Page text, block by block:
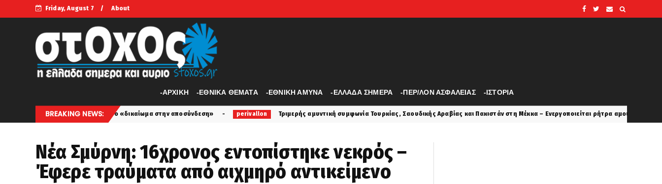
Friday, August 7 About
-APXIKH -ΕΘΝΙΚΑ ΘΕΜΑΤΑ -ΕΘΝΙΚΗ ΑΜΥΝΑ -ΕΛΛΑΔΑ ΣΗΜΕΡΑ -ΠΕΡ/ΛΟΝ ΑΣΦΑΛΕΙΑΣ -ΙΣΤΟΡΙΑ
BREAKING NEWS:
και το «δικαίωμα στην αποσύνδεση» perivallon Τριμερής αμυντική συμφωνία Τουρκίας, Σαουδικής Αραβίας και Πακιστάν στη Μέκκα – Ενεργοποιείται ρήτρα αμοιβαίας συνδρομής τύπου NATO
Νέα Σμύρνη: 16χρονος εντοπίστηκε νεκρός –
Έφερε τραύματα από αιχμηρό αντικείμενο